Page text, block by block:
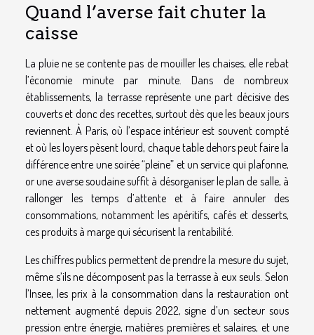
Quand l’averse fait chuter la
caisse
La pluie ne se contente pas de mouiller les chaises, elle rebat
l’économie minute par minute. Dans de nombreux
établissements, la terrasse représente une part décisive des
couverts et donc des recettes, surtout dès que les beaux jours
reviennent. À Paris, où l’espace intérieur est souvent compté
et où les loyers pèsent lourd, chaque table dehors peut faire la
différence entre une soirée “pleine” et un service qui plafonne,
or une averse soudaine suffit à désorganiser le plan de salle, à
rallonger les temps d’attente et à faire annuler des
consommations, notamment les apéritifs, cafés et desserts,
ces produits à marge qui sécurisent la rentabilité.
Les chiffres publics permettent de prendre la mesure du sujet,
même s’ils ne décomposent pas la terrasse à eux seuls. Selon
l’Insee, les prix à la consommation dans la restauration ont
nettement augmenté depuis 2022, signe d’un secteur sous
pression entre énergie, matières premières et salaires, et une